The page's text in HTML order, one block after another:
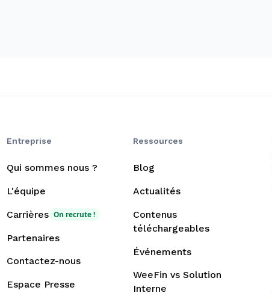
Entreprise
Qui sommes nous ?
L'équipe
Carrières On recrute !
Partenaires
Contactez-nous
Espace Presse
Ressources
Blog
Actualités
Contenus
téléchargeables
Événements
WeeFin vs Solution
Interne